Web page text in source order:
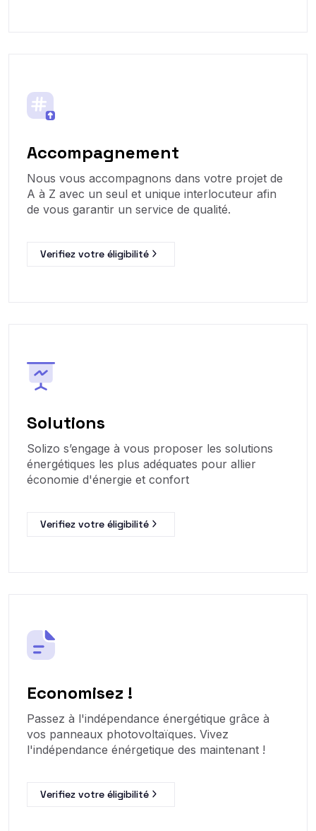
Accompagnement
Nous vous accompagnons dans votre projet de
A à Z avec un seul et unique interlocuteur afin
de vous garantir un service de qualité.
Verifiez votre éligibilité
Solutions
Solizo s’engage à vous proposer les solutions
énergétiques les plus adéquates pour allier
économie d'énergie et confort
Verifiez votre éligibilité
Economisez !
Passez à l'indépendance énergétique grâce à
vos panneaux photovoltaïques. Vivez
l'indépendance énérgetique des maintenant !
Verifiez votre éligibilité